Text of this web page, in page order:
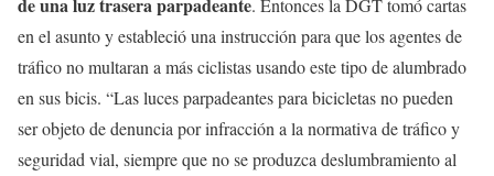
en el asunto y estableció una instrucción para que los agentes de
tráfico no multaran a más ciclistas usando este tipo de alumbrado
en sus bicis. “Las luces parpadeantes para bicicletas no pueden
ser objeto de denuncia por infracción a la normativa de tráfico y
seguridad vial, siempre que no se produzca deslumbramiento al